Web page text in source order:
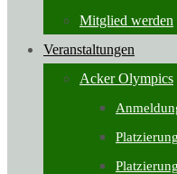
Mitglied werden
Veranstaltungen
Acker Olympics